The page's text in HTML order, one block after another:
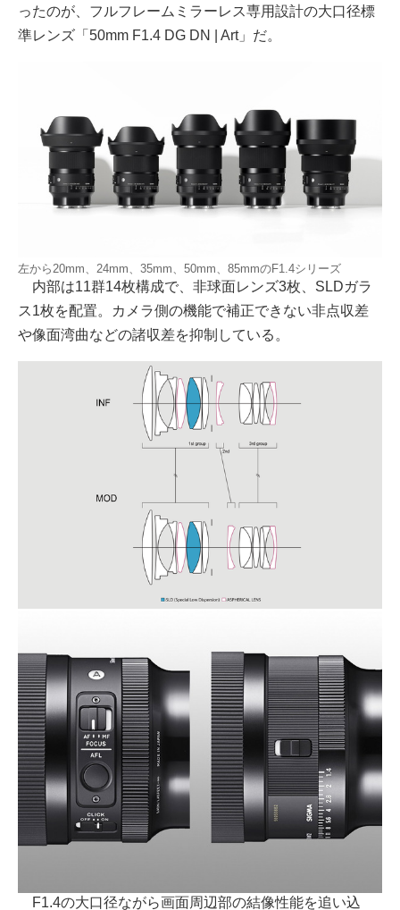
ったのが、フルフレームミラーレス専用設計の大口径標
準レンズ「50mm F1.4 DG DN | Art」だ。
左から20mm、24mm、35mm、50mm、85mmのF1.4シリーズ
内部は11群14枚構成で、非球面レンズ3枚、SLDガラ
ス1枚を配置。カメラ側の機能で補正できない非点収差
や像面湾曲などの諸収差を抑制している。
F1.4の大口径ながら画面周辺部の結像性能を追い込